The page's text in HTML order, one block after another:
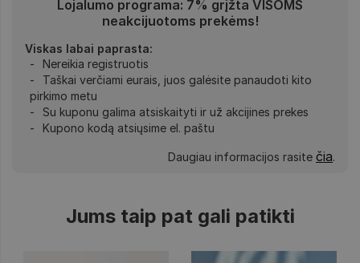
Lojalumo programa: 7% grįžta VISOMS
neakcijuotoms prekėms!
Viskas labai paprasta:
Nereikia registruotis
Taškai verčiami eurais, juos galėsite panaudoti kito
pirkimo metu
Su kuponu galima atsiskaityti ir už akcijines prekes
Kupono kodą atsiųsime el. paštu
Daugiau informacijos rasite čia.
Jums taip pat gali patikti